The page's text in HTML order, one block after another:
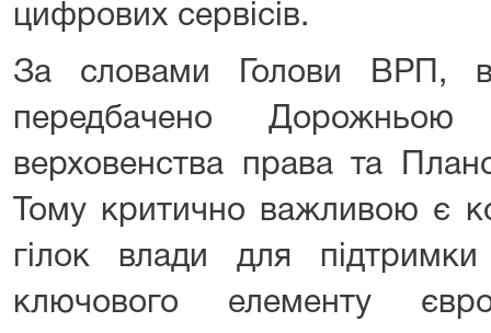
цифрових сервісів.
За словами Голови ВРП,
передбачено
верховенства права та
Тому критично важливою є
гілок влади для
ключового елементу